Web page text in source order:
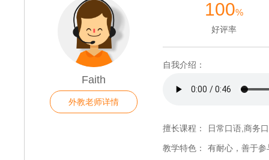
Faith
外教老师详情
100%
好评率
自我介绍：
擅长课程： 日常口语,商务
教学特色： 有耐心，善于